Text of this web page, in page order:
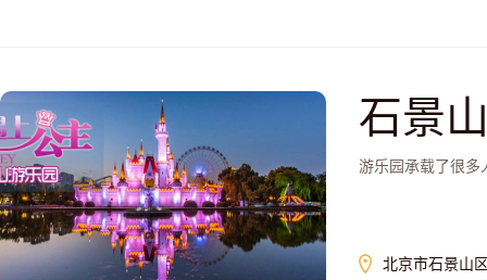
石景
游乐园承载了很多
北京市石景山